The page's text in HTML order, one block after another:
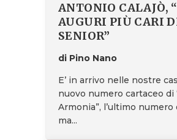
ANTONIO CALAJÒ,
AUGURI PIÙ CARI
SENIOR”
di Pino Nano
E’ in arrivo nelle nostre
nuovo numero cartaceo di
Armonia”, l’ultimo numero
ma...